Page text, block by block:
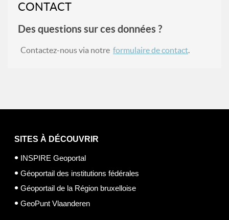
CONTACT
Des questions sur ces données ?
Contactez-nous via notre formulaire de contact.
SITES À DÉCOUVRIR
INSPIRE Geoportal
Géoportail des institutions fédérales
Géoportail de la Région bruxelloise
GeoPunt Vlaanderen